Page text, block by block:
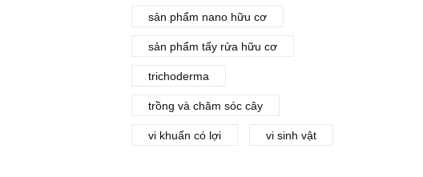
sản phẩm nano hữu cơ
sản phẩm tẩy rửa hữu cơ
trichoderma
trồng và chăm sóc cây
vi khuẩn có lợi vi sinh vật